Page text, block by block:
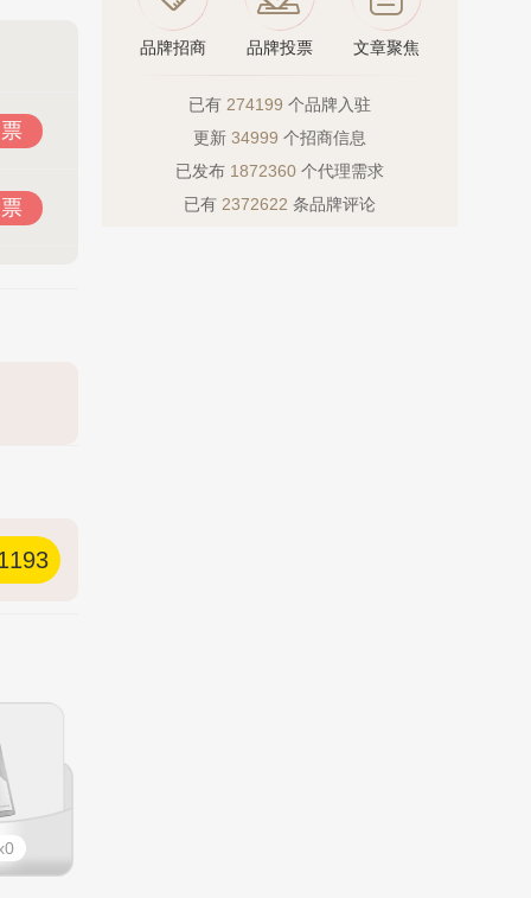
品牌招商 品牌投票 文章聚焦
已有 274199 个品牌入驻
更新 34999 个招商信息
已发布 1872360 个代理需求
已有 2372622 条品牌评论